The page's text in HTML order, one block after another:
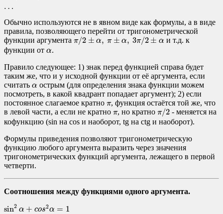
…
Обычно используются не в явном виде как формулы, а в виде
правила, позволяющего перейти от тригонометрической
функции аргумента π/2 ± α, π ± α, 3π/2 ± α
π/2±α,π±α,3π/2± α
и т.д. к
функции от α
α .
Правило следующее: 1) знак перед функцией справа будет
таким же, что и у исходной функции от её аргумента, если
считать α
α острым (для определения знака функции можем
посмотреть, в какой квадрант попадает аргумент); 2) если
постоянное слагаемое кратно π
π, функция остаётся той же, что
в левой части, а если не кратно π
π, но кратноπ/2
π/2 - меняется на
кофункцию (sin на cos и наоборот, tg на ctg и наоборот).
Формулы приведения позволяют тригонометрическую
функцию любого аргумента выразить через значения
тригонометрических функций аргумента, лежащего в первой
четверти.
Соотношения между функциями одного аргумента.
sin2 α + cos2α = 1
sin co